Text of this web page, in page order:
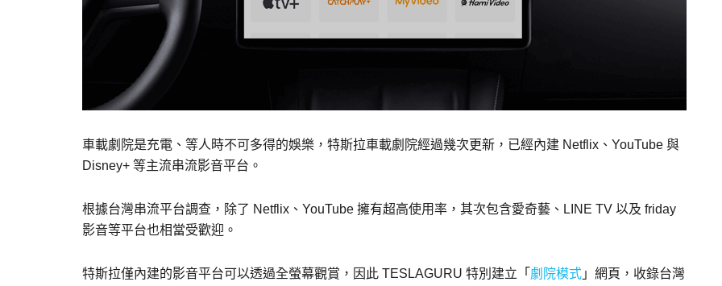
車載劇院是充電、等人時不可多得的娛樂，特斯拉車載劇院經過幾次更新，已經內建 Netflix、YouTube 與
Disney+ 等主流串流影音平台。
根據台灣串流平台調查，除了 Netflix、YouTube 擁有超高使用率，其次包含愛奇藝、LINE TV 以及 friday
影音等平台也相當受歡迎。
特斯拉僅內建的影音平台可以透過全螢幕觀賞，因此 TESLAGURU 特別建立「 劇院模式 」網頁，收錄台灣